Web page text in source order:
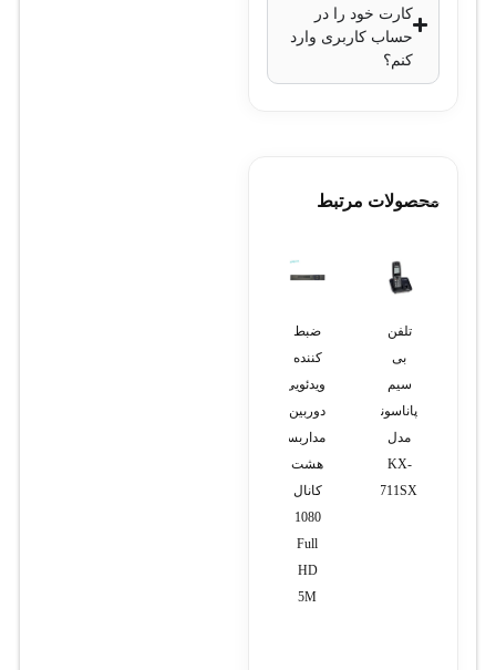
کارت خود را در
حساب کاربری وارد
کنم؟
محصولات مرتبط
تلفن
بی
سیم
پاناسونیک
مدل
KX-
TG3711SX
ضبط
کننده
ویدئویی
دوربین
مداربسته
هشت
کانال
1080
Full
HD
5M